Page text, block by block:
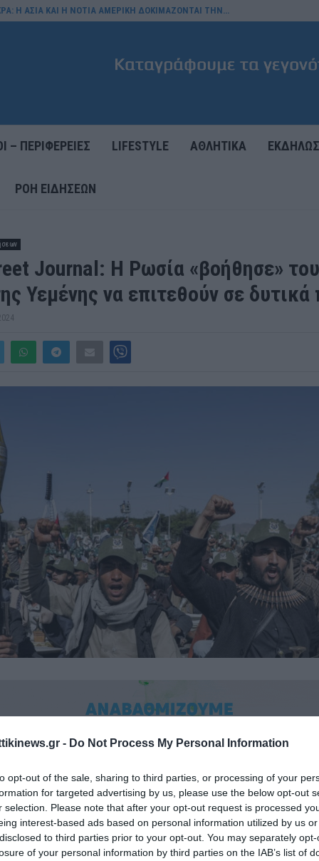
- Do Not Process My Personal Information
opt-out of the sale, sharing to third parties, or processing of your
for targeted advertising by us, please use the below opt-out
selection. Please note that after your opt-out request is processed
interest-based ads based on personal information utilized by us
to third parties prior to your opt-out. You may separately
of your personal information by third parties on the IAB’s list of
Η ΑΣΙΑ ΚΑΙ Η ΝΟΤΙΑ ΑΜΕΡΙΚΗ ΔΟΚΙΜΑΖΟΝΤΑΙ ΤΗΝ…
– ΠΕΡΙΦΕΡΕΙΕΣ LIFESTYLE ΑΘΛΗΤΙΚΑ
ΡΟΉ ΕΙΔΉΣΕΩΝ
Journal: Η Ρωσία «βοήθησε»
Υεμένης να επιτεθούν σε δυτικά
δεδομένα στους υεμενίτες αντάρτες Χούθι για να τους
δυτικά πλοία στην Ερυθρά Θάλασσα, διατείνεται άρθρο της Wall
χθες Πέμπτη